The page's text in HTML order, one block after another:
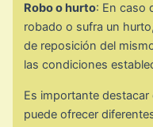
Robo o hurto: En caso
robado o sufra un
de reposición del
las condiciones
Es importante
puede ofrecer